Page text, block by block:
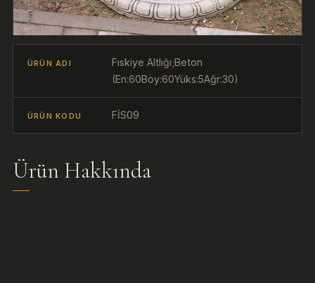
ÜRÜN ADI
Fıskiye Altlığı;Beton
(En:60Boy:60Yüks:5Ağr:30)
ÜRÜN KODU FİS09
Ürün Hakkında